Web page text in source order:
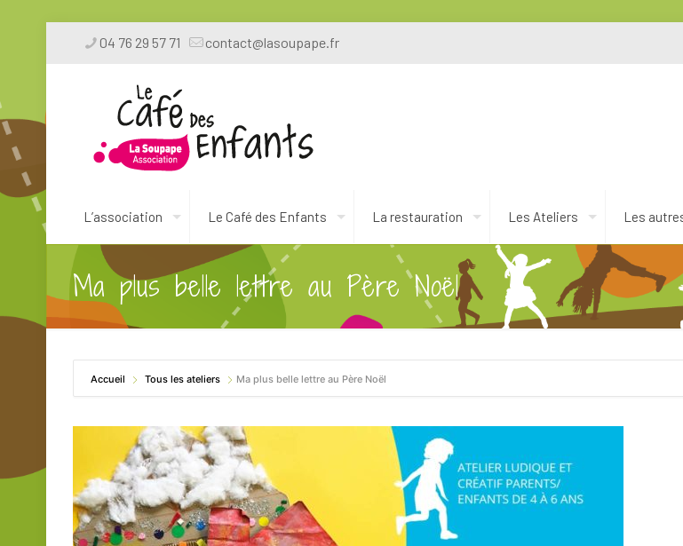
04 76 29 57 71 contact@lasoupape.fr
L’association Le Café des Enfants La restauration Les Ateliers Les
Ma plus belle lettre au Père Noël
Accueil Tous les ateliers Ma plus belle lettre au Père Noël